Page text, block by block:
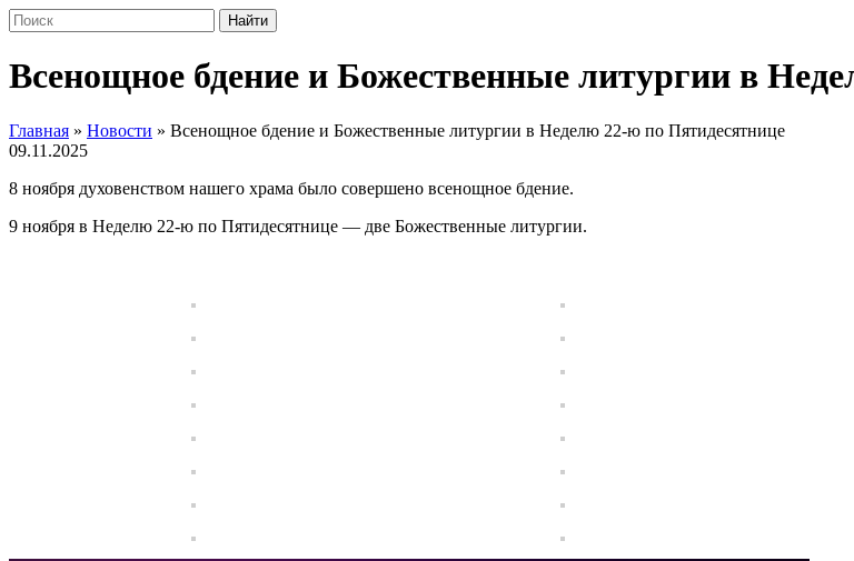
Всенощное бдение и Божественные литургии в
Главная » Новости » Всенощное бдение и Божественные литургии в Неделю 22-ю по Пятидесятнице
09.11.2025
8 ноября духовенством нашего храма было совершено всенощное бдение.
9 ноября в Неделю 22-ю по Пятидесятнице — две Божественные литургии.